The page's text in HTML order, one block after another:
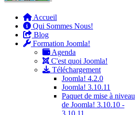
Accueil
Qui Sommes Nous!
Blog
Formation Joomla!
Agenda
C'est quoi Joomla!
Téléchargement
Joomla! 4.2.0
Joomla! 3.10.11
Paquet de mise à niveau
de Joomla! 3.10.10 -
3.10.11